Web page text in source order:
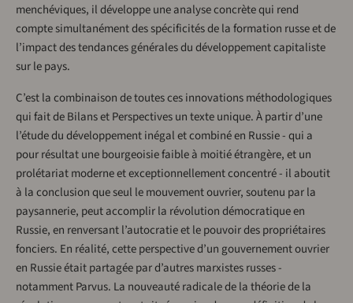
menchéviques, il développe une analyse concrète qui rend
compte simultanément des spécificités de la formation russe et de
l’impact des tendances générales du développement capitaliste
sur le pays.
C’est la combinaison de toutes ces innovations méthodologiques
qui fait de Bilans et Perspectives un texte unique. À partir d’une
l’étude du développement inégal et combiné en Russie - qui a
pour résultat une bourgeoisie faible à moitié étrangère, et un
prolétariat moderne et exceptionnellement concentré - il aboutit
à la conclusion que seul le mouvement ouvrier, soutenu par la
paysannerie, peut accomplir la révolution démocratique en
Russie, en renversant l’autocratie et le pouvoir des propriétaires
fonciers. En réalité, cette perspective d’un gouvernement ouvrier
en Russie était partagée par d’autres marxistes russes -
notamment Parvus. La nouveauté radicale de la théorie de la